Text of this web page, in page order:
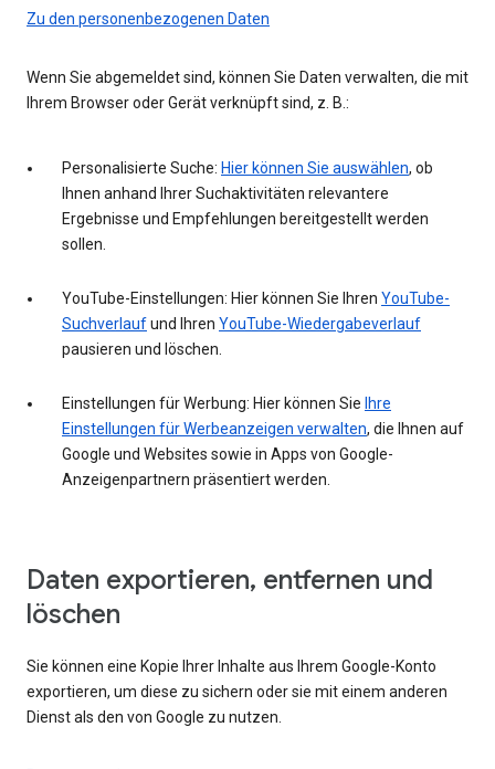
Zu den personenbezogenen Daten
Wenn Sie abgemeldet sind, können Sie Daten verwalten, die mit
Ihrem Browser oder Gerät verknüpft sind, z. B.:
Personalisierte Suche: Hier können Sie auswählen, ob
Ihnen anhand Ihrer Suchaktivitäten relevantere
Ergebnisse und Empfehlungen bereitgestellt werden
sollen.
YouTube-Einstellungen: Hier können Sie Ihren YouTube-
Suchverlaufund Ihren YouTube-Wiedergabeverlauf
pausieren und löschen.
Einstellungen für Werbung: Hier können Sie Ihre
Einstellungen für Werbeanzeigen verwalten, die Ihnen auf
Google und Websites sowie in Apps von Google-
Anzeigenpartnern präsentiert werden.
Daten exportieren, entfernen und
löschen
Sie können eine Kopie Ihrer Inhalte aus Ihrem Google-Konto
exportieren, um diese zu sichern oder sie mit einem anderen
Dienst als den von Google zu nutzen.